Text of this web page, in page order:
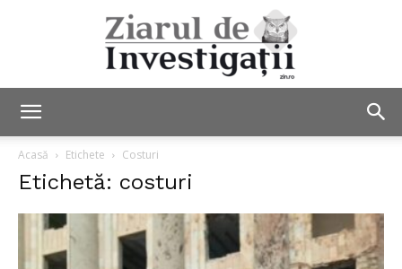
Acasă Etichete Costuri
Etichetă: costuri